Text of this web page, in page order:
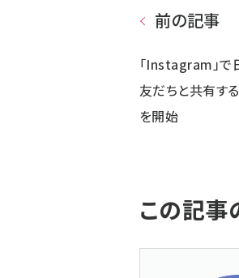
前の記事
「Instagram」
友だちと共有す
を開始
この記事